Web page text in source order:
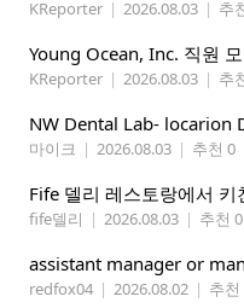
KReporter | 2026.08.03 | 추
KReporter | 2026.08.03 | 추
NW Dental Lab- locarion
마이크 | 2026.08.03 | 추천 0
Fife 델리 레스토랑에서
fife델리 | 2026.08.03 | 추천 0
assistant manager or
redfox04 | 2026.08.02 | 추천